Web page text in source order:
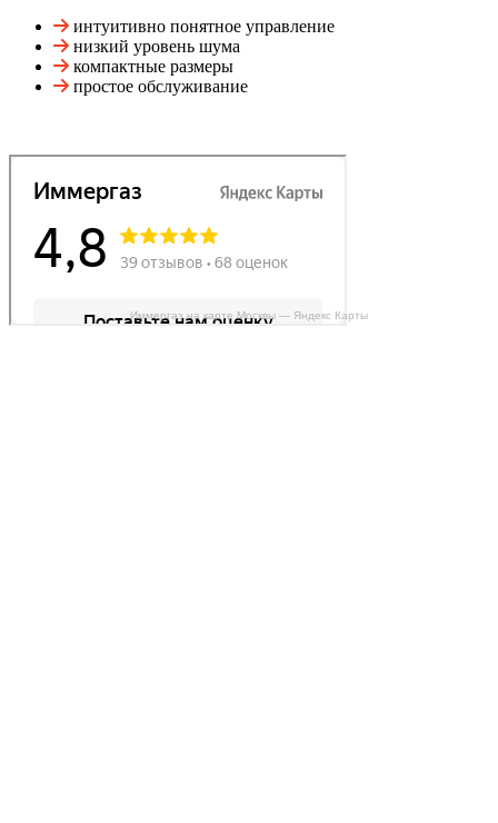
интуитивно понятное управление
низкий уровень шума
компактные размеры
простое обслуживание
Иммергаз на карте Москвы — Яндекс Карты